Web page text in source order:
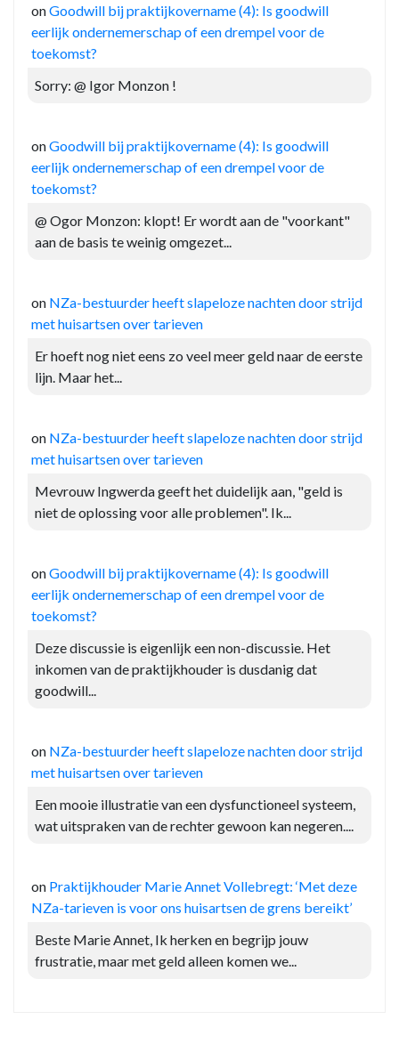
onGoodwill bij praktijkovername (4): Is goodwill
eerlijk ondernemerschap of een drempel voor de
toekomst?
Sorry: @ Igor Monzon !
onGoodwill bij praktijkovername (4): Is goodwill
eerlijk ondernemerschap of een drempel voor de
toekomst?
@ Ogor Monzon: klopt! Er wordt aan de "voorkant"
aan de basis te weinig omgezet...
on NZa-bestuurder heeft slapeloze nachten door strijd
met huisartsen over tarieven
Er hoeft nog niet eens zo veel meer geld naar de eerste
lijn. Maar het...
on NZa-bestuurder heeft slapeloze nachten door strijd
met huisartsen over tarieven
Mevrouw Ingwerda geeft het duidelijk aan, "geld is
niet de oplossing voor alle problemen". Ik...
onGoodwill bij praktijkovername (4): Is goodwill
eerlijk ondernemerschap of een drempel voor de
toekomst?
Deze discussie is eigenlijk een non-discussie. Het
inkomen van de praktijkhouder is dusdanig dat
goodwill...
on NZa-bestuurder heeft slapeloze nachten door strijd
met huisartsen over tarieven
Een mooie illustratie van een dysfunctioneel systeem,
wat uitspraken van de rechter gewoon kan negeren....
on Praktijkhouder Marie Annet Vollebregt: ‘Met deze
NZa-tarieven is voor ons huisartsen de grens bereikt’
Beste Marie Annet, Ik herken en begrijp jouw
frustratie, maar met geld alleen komen we...